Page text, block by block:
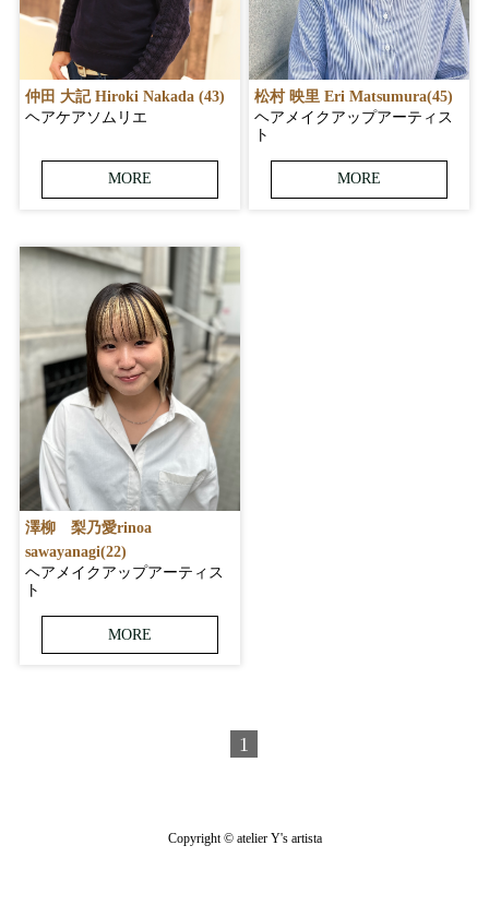
仲田 大記 Hiroki Nakada (43)
ヘアケアソムリエ
MORE
松村 映里 Eri Matsumura(45)
ヘアメイクアップアーティス
ト
MORE
澤柳 梨乃愛rinoa
sawayanagi(22)
ヘアメイクアップアーティス
ト
MORE
1
Copyright © atelier Y's artista